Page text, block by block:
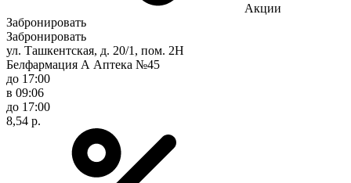
Акции
Забронировать
Забронировать
ул. Ташкентская, д. 20/1, пом. 2Н
Белфармация А Аптека №45
до 17:00
в 09:06
до 17:00
8,54 р.